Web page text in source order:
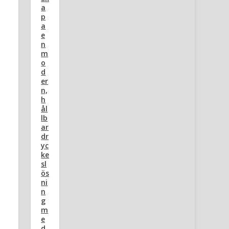
a
p
a
e
n
m
o
d
er
n,
h
ål
lb
ar
dr
yc
ke
sl
ös
ni
n
g
m
e